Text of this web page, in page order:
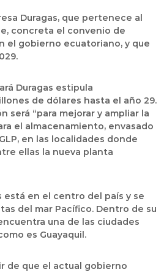
Duragas, que pertenece al
concreta el convenio de
el gobierno ecuatoriano, y que
Duragas estipula
de dólares hasta el año 29.
será “para mejorar y ampliar la
el almacenamiento, envasado
en las localidades donde
ellas la nueva planta
está en el centro del país y se
del mar Pacífico. Dentro de su
una de las ciudades
es Guayaquil.
de que el actual gobierno